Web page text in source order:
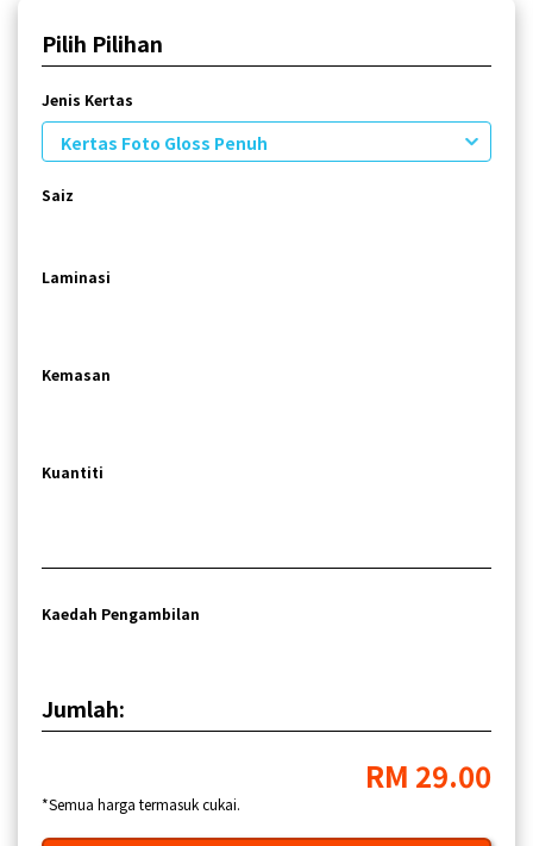
Pilih Pilihan
Jenis Kertas
Kertas Foto Gloss Penuh
Saiz
Laminasi
Kemasan
Kuantiti
Kaedah Pengambilan
Jumlah:
RM 29.00
*Semua harga termasuk cukai.